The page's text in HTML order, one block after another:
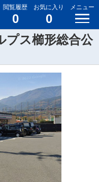
閲覧履歴
0
お気に入り
0
メニュー
プス櫛形総合公